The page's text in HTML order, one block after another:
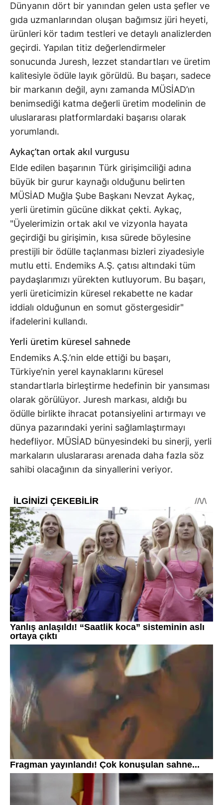
Dünyanın dört bir yanından gelen usta şefler ve
gıda uzmanlarından oluşan bağımsız jüri heyeti,
ürünleri kör tadım testleri ve detaylı analizlerden
geçirdi. Yapılan titiz değerlendirmeler
sonucunda Juresh, lezzet standartları ve üretim
kalitesiyle ödüle layık görüldü. Bu başarı, sadece
bir markanın değil, aynı zamanda MÜSİAD’ın
benimsediği katma değerli üretim modelinin de
uluslararası platformlardaki başarısı olarak
yorumlandı.
Aykaç’tan ortak akıl vurgusu
Elde edilen başarının Türk girişimciliği adına
büyük bir gurur kaynağı olduğunu belirten
MÜSİAD Muğla Şube Başkanı Nevzat Aykaç,
yerli üretimin gücüne dikkat çekti. Aykaç,
"Üyelerimizin ortak akıl ve vizyonla hayata
geçirdiği bu girişimin, kısa sürede böylesine
prestijli bir ödülle taçlanması bizleri ziyadesiyle
mutlu etti. Endemiks A.Ş. çatısı altındaki tüm
paydaşlarımızı yürekten kutluyorum. Bu başarı,
yerli üreticimizin küresel rekabette ne kadar
iddialı olduğunun en somut göstergesidir"
ifadelerini kullandı.
Yerli üretim küresel sahnede
Endemiks A.Ş.’nin elde ettiği bu başarı,
Türkiye’nin yerel kaynaklarını küresel
standartlarla birleştirme hedefinin bir yansıması
olarak görülüyor. Juresh markası, aldığı bu
ödülle birlikte ihracat potansiyelini artırmayı ve
dünya pazarındaki yerini sağlamlaştırmayı
hedefliyor. MÜSİAD bünyesindeki bu sinerji, yerli
markaların uluslararası arenada daha fazla söz
sahibi olacağının da sinyallerini veriyor.